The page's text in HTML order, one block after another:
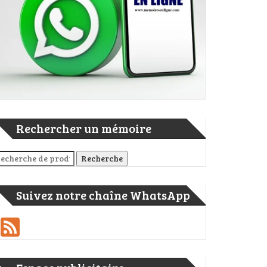
Rechercher un mémoire
pour : Recherche
Suivez notre chaîne WhatsApp